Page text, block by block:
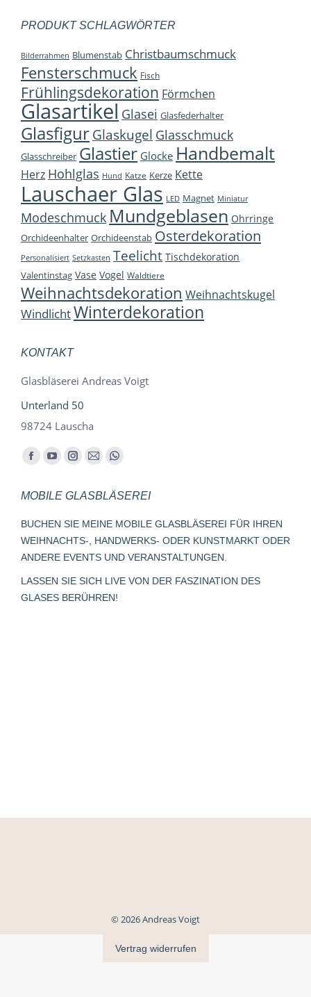
PRODUKT SCHLAGWÖRTER
Bilderrahmen Blumenstab Christbaumschmuck
Fensterschmuck Fisch
Frühlingsdekoration Förmchen
Glasartikel Glasei Glasfederhalter
Glasfigur Glaskugel Glasschmuck
Glasschreiber Glastier Glocke Handbemalt
Herz Hohlglas Hund Katze Kerze Kette
Lauschaer Glas LED Magnet Miniatur
Modeschmuck Mundgeblasen Ohrringe
Orchideenhalter Orchideenstab Osterdekoration
Personalisiert Setzkasten Teelicht Tischdekoration
Valentinstag Vase Vogel Waldtiere
Weihnachtsdekoration Weihnachtskugel
WindlichtWinterdekoration
KONTAKT
Glasbläserei Andreas Voigt
Unterland 50
98724 Lauscha
Finden Sie uns auf:
Facebook
opens
in
new
window
YouTube
opens
in
new
window
Instagram
opens
in
new
window
E-
page
opens
in
new
Whatsapp
opens
in
new
window
MOBILE GLASBLÄSEREI
BUCHEN SIE MEINE MOBILE GLASBLÄSEREI FÜR IHREN
WEIHNACHTS-, HANDWERKS- ODER KUNSTMARKT ODER
ANDERE EVENTS UND VERANSTALTUNGEN.
LASSEN SIE SICH LIVE VON DER FASZINATION DES
GLASES BERÜHREN!
© 2026 Andreas Voigt
Vertrag widerrufen